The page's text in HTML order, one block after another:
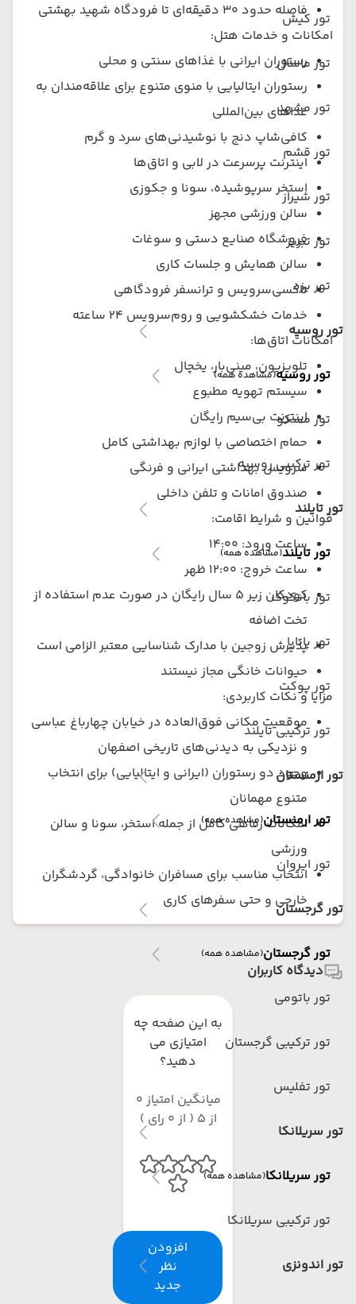
تور کیش
تور ماسال
تور مشهد
تور قشم
تور شیراز
تور تبریز
تور یزد
تور روسیه
تور روسیه(مشاهده همه)
تور مسکو
تور ترکیبی روسیه
تور تایلند
تور تایلند(مشاهده همه)
تور بانکوک
تور پاتایا
تور پوکت
تور ترکیبی تایلند
تور ارمنستان
تور ارمنستان(مشاهده همه)
تور ایروان
تور گرجستان
تور گرجستان(مشاهده همه)
تور باتومی
تور ترکیبی گرجستان
تور تفلیس
تور سریلانکا
تور سریلانکا(مشاهده همه)
تور ترکیبی سریلانکا
تور اندونزی
فاصله حدود ۳۰ دقیقه‌ای تا فرودگاه شهید بهشتی
امکانات و خدمات هتل:
رستوران ایرانی با غذاهای سنتی و محلی
رستوران ایتالیایی با منوی متنوع برای علاقه‌مندان به
غذاهای بین‌المللی
کافی‌شاپ دنج با نوشیدنی‌های سرد و گرم
اینترنت پرسرعت در لابی و اتاق‌ها
استخر سرپوشیده، سونا و جکوزی
سالن ورزشی مجهز
فروشگاه صنایع دستی و سوغات
سالن همایش و جلسات کاری
تاکسی‌سرویس و ترانسفر فرودگاهی
خدمات خشکشویی و روم‌سرویس ۲۴ ساعته
امکانات اتاق‌ها:
تلویزیون، مینی‌بار، یخچال
سیستم تهویه مطبوع
اینترنت بی‌سیم رایگان
حمام اختصاصی با لوازم بهداشتی کامل
سرویس بهداشتی ایرانی و فرنگی
صندوق امانات و تلفن داخلی
قوانین و شرایط اقامت:
ساعت ورود: ۱۴:۰۰
ساعت خروج: ۱۲:۰۰ ظهر
کودکان زیر ۵ سال رایگان در صورت عدم استفاده از
تخت اضافه
پذیرش زوجین با مدارک شناسایی معتبر الزامی است
حیوانات خانگی مجاز نیستند
مزایا و نکات کاربردی:
موقعیت مکانی فوق‌العاده در خیابان چهارباغ عباسی
و نزدیکی به دیدنی‌های تاریخی اصفهان
وجود دو رستوران (ایرانی و ایتالیایی) برای انتخاب
متنوع مهمانان
امکانات رفاهی کامل از جمله استخر، سونا و سالن
ورزشی
انتخاب مناسب برای مسافران خانوادگی، گردشگران
خارجی و حتی سفرهای کاری
دیدگاه کاربران
به این صفحه چه
امتیازی می
دهید؟
میانگین امتیاز 0
از 5 ( از 0 رای )
افزودن
نظر
جدید